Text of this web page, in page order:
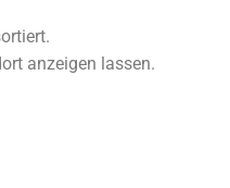
anzeigen lassen.